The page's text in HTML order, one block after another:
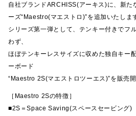
自社ブランドARCHISS(アーキス)に、新た
ーズ“Maestro(マエストロ)”を追加いたしま
シリーズ第一弾として、テンキー付きでフ
わず、
ほぼテンキーレスサイズに収めた独自キー
ーボード
“Maestro 2S(マエストロツーエス)”を販売開
［Maestro 2Sの特徴］
■2S＝Space Saving(スペースセービング)